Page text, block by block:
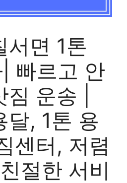
서면 1톤
빠르고 안
운송 |
달, 1톤 용
센터, 저렴
절한 서비